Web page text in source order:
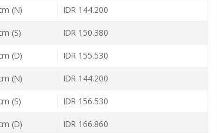
(N) IDR 144.200
(S) IDR 150.380
(D) IDR 155.530
(N) IDR 144.200
(S) IDR 156.530
(D) IDR 166.860